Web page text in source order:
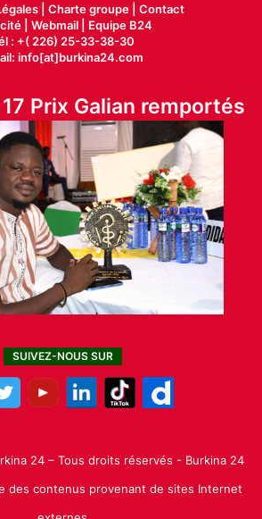
| Charte groupe | Contact
| Webmail |
Equipe B24
: +( 226) 25-33-38-30
info[at]burkina24.com
Prix Galian remportés
SUIVEZ-NOUS SUR
24 – Tous droits réservés - Burkina 24
des contenus provenant de sites Internet